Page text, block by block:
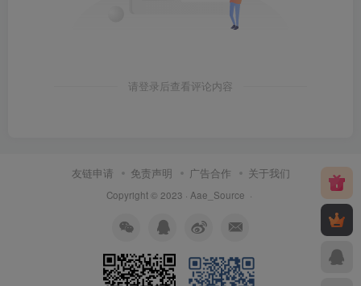
请登录后查看评论内容
友链申请 免责声明 广告合作 关于我们
Copyright © 2023 · Aae_Source ·